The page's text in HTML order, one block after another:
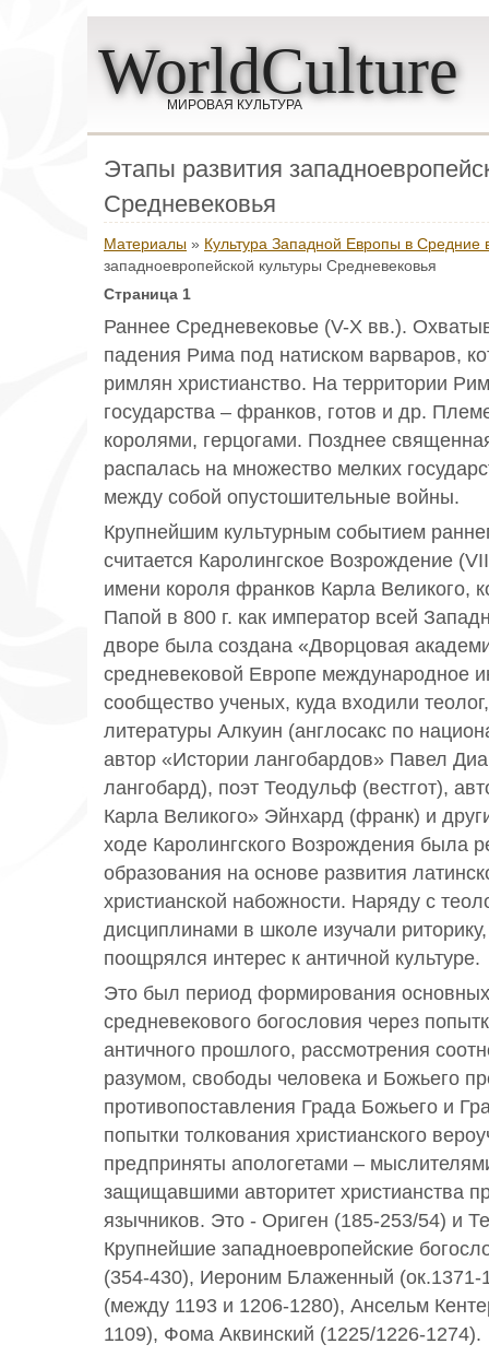
WorldCulture
МИРОВАЯ КУЛЬТУРА
Этапы развития
Средневековья
Материалы » Культура Западной Европы в Средние
западноевропейской культуры Средневековья
Страница 1
Раннее Средневековье (V-X вв.).
падения Рима под натиском варваров,
римлян христианство. На территории
государства – франков, готов и др.
королями, герцогами. Позднее
распалась на множество мелких
между собой опустошительные войны.
Крупнейшим культурным событием
считается Каролингское Возрождение
имени короля франков Карла Великого,
Папой в 800 г. как император всей
дворе была создана «Дворцовая
средневековой Европе международное
сообщество ученых, куда входили
литературы Алкуин (англосакс по
автор «Истории лангобардов» Павел
лангобард), поэт Теодульф (вестгот),
Карла Великого» Эйнхард (франк) и
ходе Каролингского Возрождения была
образования на основе развития
христианской набожности. Наряду с
дисциплинами в школе изучали риторику,
поощрялся интерес к античной культуре.
Это был период формирования основных
средневекового богословия через
античного прошлого, рассмотрения
разумом, свободы человека и Божьего
противопоставления Града Божьего и
попытки толкования христианского
предприняты апологетами –
защищавшими авторитет христианства
язычников. Это - Ориген (185-253/54) и
Крупнейшие западноевропейские
(354-430), Иероним Блаженный (ок.1371-
(между 1193 и 1206-1280), Ансельм
1109), Фома Аквинский (1225/1226-1274).